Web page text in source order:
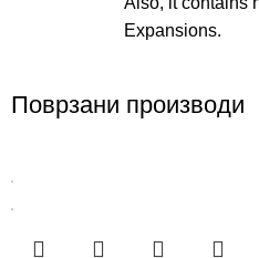
Expansions.
Поврзани производи